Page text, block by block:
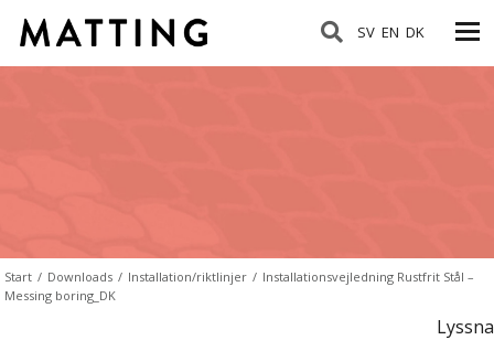
SV EN DK
Start / Downloads / Installation/riktlinjer / Installationsvejledning Rustfrit Stål –
Messing boring_DK
Lyssna